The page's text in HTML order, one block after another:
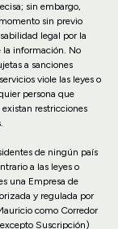
sin embargo,
sin previo
legal por la
la información. No
a sanciones
viole las leyes o
persona que
restricciones
de ningún país
a las leyes o
una Empresa de
y regulada por
como Corredor
Suscripción)